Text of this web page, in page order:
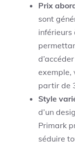
Prix
sont
inférieurs
exemple,
partir de
Style
d’un
Primark
séduire